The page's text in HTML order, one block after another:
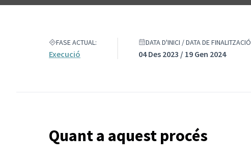
FASE ACTUAL:
Execució
DATA D'INICI / DATA DE FINALITZACIÓ
04 Des 2023 / 19 Gen 2024
Quant a aquest procés